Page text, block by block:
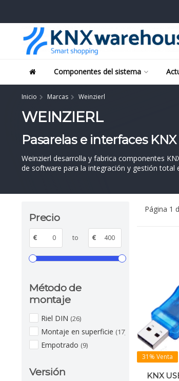
Componentes del sistema
Inicio Marcas Weinzierl
WEINZIERL
Pasarelas e interfaces
Weinzierl desarrolla y fabrica componentes
de software para la integración y gestión total
Precio
€ to €
Método de
montaje
Riel DIN (26)
Montaje en superficie (17)
Empotrado (9)
Versión
Página 1
31% Venta
KNX